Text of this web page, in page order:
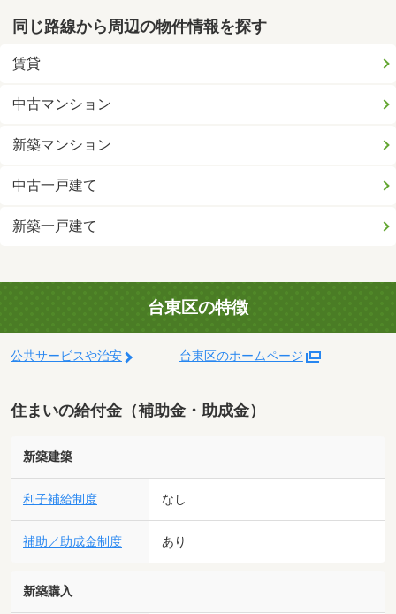
同じ路線から周辺の物件情報を探す
賃貸
中古マンション
新築マンション
中古一戸建て
新築一戸建て
台東区の特徴
公共サービスや治安 台東区のホームページ
住まいの給付金（補助金・助成金）
新築建築
利子補給制度 なし
補助／助成金制度 あり
新築購入